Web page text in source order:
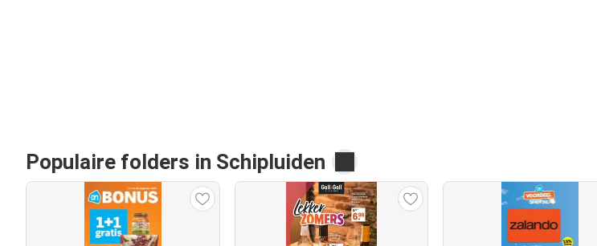
Populaire folders in Schipluiden